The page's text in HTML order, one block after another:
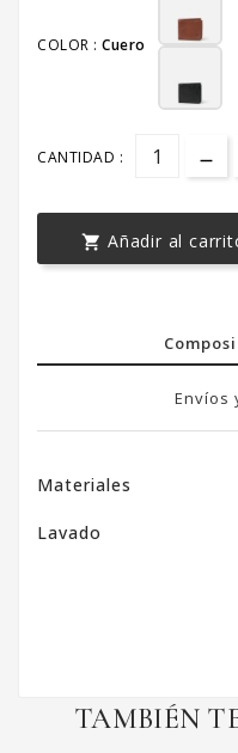
COLOR : Cuero
CANTIDAD :
 Añadir al
Envíos
Materiales
Lavado
TAMBIÉN